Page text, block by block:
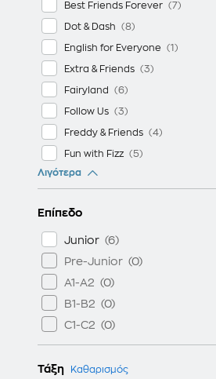
Best Friends Forever
Dot & Dash
English for Everyone
Extra & Friends
Fairyland
Follow Us
Freddy & Friends
Fun with Fizz
Greenman and the Magic Forest
Happy Toons
Happytoons
Hobbyville
Hooray! Let's Play!
I Like English
Jet!
Junior Smarties
Lucky Stars
Λιγότερα
Επίπεδο
Junior
Pre-Junior
A1-A2
B1-B2
C1-C2
Τάξη Καθαρισμός